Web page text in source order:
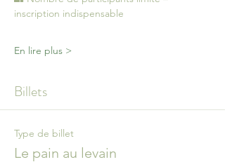
inscription indispensable
En lire plus >
Billets
Type de billet
Le pain au levain